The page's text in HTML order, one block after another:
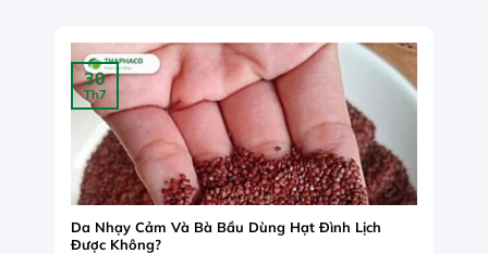
Da Nhạy Cảm Và Bà Bầu Dùng Hạt Đình Lịch
Được Không?
30
Th7